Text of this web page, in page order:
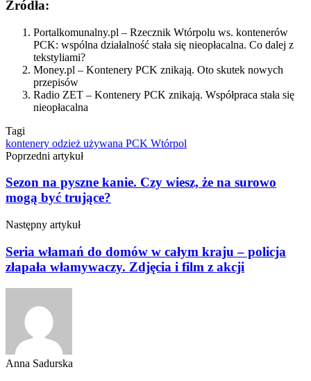
Źródła:
Portalkomunalny.pl – Rzecznik Wtórpolu ws. kontenerów
PCK: wspólna działalność stała się nieopłacalna. Co dalej z
tekstyliami?
Money.pl – Kontenery PCK znikają. Oto skutek nowych
przepisów
Radio ZET – Kontenery PCK znikają. Współpraca stała się
nieopłacalna
Tagi
kontenery odzież używana PCK Wtórpol
Poprzedni artykuł
Sezon na pyszne kanie. Czy wiesz, że na surowo
mogą być trujące?
Następny artykuł
Seria włamań do domów w całym kraju – policja
złapała włamywaczy. Zdjęcia i film z akcji
Anna Sadurska